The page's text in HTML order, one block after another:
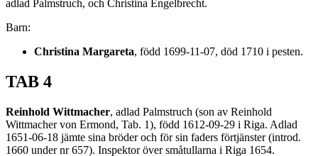
adlad Palmstruch, och Christina Engelbrecht.
Barn:
Christina Margareta, född 1699-11-07, död 1710 i pesten.
TAB 4
Reinhold Wittmacher, adlad Palmstruch (son av Reinhold
Wittmacher von Ermond, Tab. 1), född 1612-09-29 i Riga. Adlad
1651-06-18 jämte sina bröder och för sin faders förtjänster (introd.
1660 under nr 657). Inspektor över småtullarna i Riga 1654.